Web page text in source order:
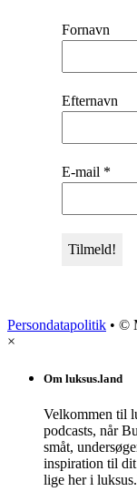
Fornavn
Efternavn
E-mail *
Persondatapolitik • ©
×
Om luksus.land
Velkommen til
podcasts, når
småt,
inspiration til
lige her i